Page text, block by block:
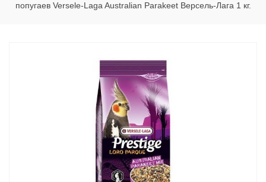
попугаев Versele-Laga Australian Parakeet Версель-Лага 1 кг.